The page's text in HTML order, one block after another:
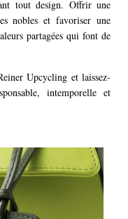
tout design. Offrir une
nobles et favoriser une
partagées qui font de
Upcycling et laissez-
intemporelle et